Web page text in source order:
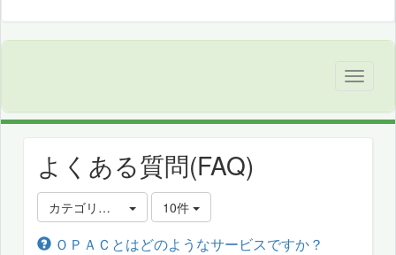
よくある質問(FAQ)
カテゴリ選択 10件
ＯＰＡＣとはどのようなサービスですか？